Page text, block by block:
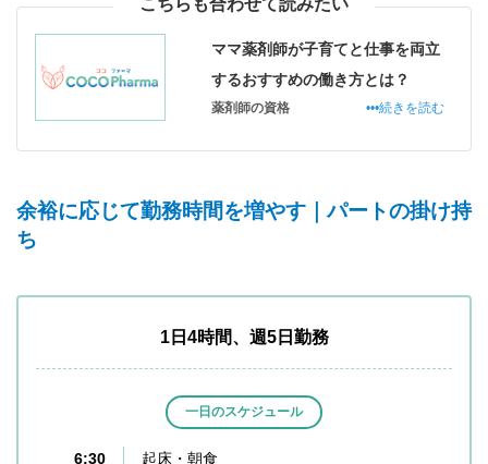
ママ薬剤師が子育てと仕事を両立
するおすすめの働き方とは？
薬剤師の資格 •••続きを読む
余裕に応じて勤務時間を増やす｜パートの掛け持
ち
1日4時間、週5日勤務
一日のスケジュール
6:30 起床・朝食